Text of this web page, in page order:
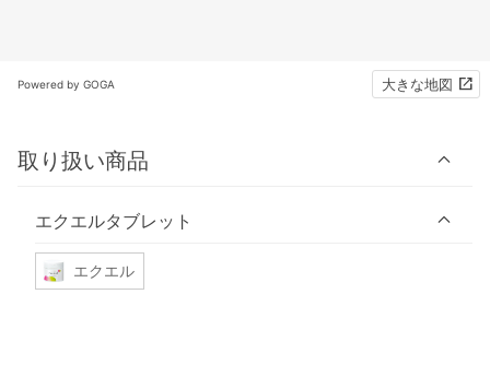
Powered by GOGA 大きな地図
取り扱い商品
エクエルタブレット
エクエル